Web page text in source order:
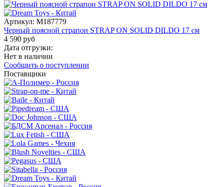
Артикул: M187779
Черный поясной страпон STRAP ON SOLID DILDO 17 см
4 590 руб
Дата отгрузки:
Нет в наличии
Сообщить о поступлении
Поставщики